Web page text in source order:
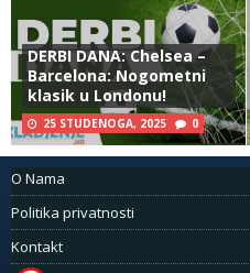
DERBI DANA: Chelsea –
Barcelona: Nogometni
klasik u Londonu!
25 STUDENOGA, 2025 0
O Nama
Politika privatnosti
Kontakt